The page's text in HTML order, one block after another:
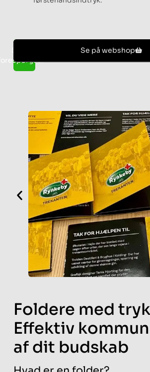
Send
Se på webshop
Foldere med
Effektiv
af dit budskab